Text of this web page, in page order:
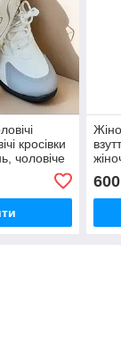
кросівки
чоловіче
600